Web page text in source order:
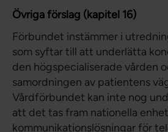
Övriga förslag (kapitel 16)
Förbundet instämmer i
som syftar till att underlätta
den högspecialiserade vården
samordningen av patientens
Vårdförbundet kan inte nog
att det tas fram nationella
kommunikationslösningar för